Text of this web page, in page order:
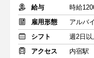
給与
時給
雇用形態
アルバ
シフト
週2日
アクセス
内宿駅